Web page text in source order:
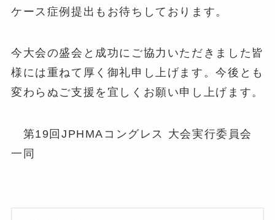
ケース症例提出もお待ちしております。
今大会の盛会と成功にご協力いただきました皆
様には重ねて厚く御礼申し上げます。今後とも
変わらぬご支援を宜しくお願い申し上げます。
第19回JPHMAコングレス 大会実行委員会
一同